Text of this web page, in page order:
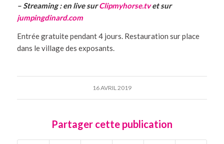
– Streaming : en live surClipmyhorse.tvet sur
jumpingdinard.com
Entrée gratuite pendant 4 jours. Restauration sur place
dans le village des exposants.
16 AVRIL 2019
Partager cette publication